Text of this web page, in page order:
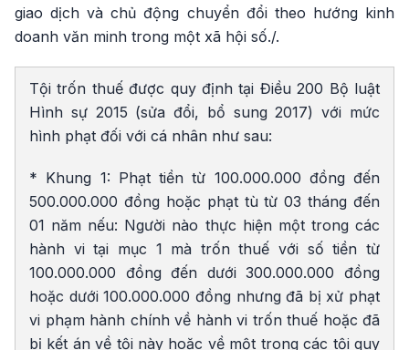
giao dịch và chủ động chuyển đổi theo hướng kinh
doanh văn minh trong một xã hội số./.
Tội trốn thuế được quy định tại Điều 200 Bộ luật
Hình sự 2015 (sửa đổi, bổ sung 2017) với mức
hình phạt đối với cá nhân như sau:
* Khung 1: Phạt tiền từ 100.000.000 đồng đến
500.000.000 đồng hoặc phạt tù từ 03 tháng đến
01 năm nếu: Người nào thực hiện một trong các
hành vi tại mục 1 mà trốn thuế với số tiền từ
100.000.000 đồng đến dưới 300.000.000 đồng
hoặc dưới 100.000.000 đồng nhưng đã bị xử phạt
vi phạm hành chính về hành vi trốn thuế hoặc đã
bị kết án về tội này hoặc về một trong các tội quy